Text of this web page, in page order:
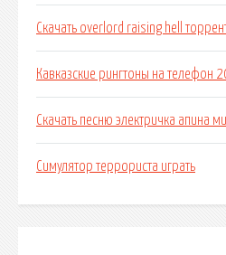
Скачать overlord raising hell
Кавказские рингтоны на телефон
Скачать песню электричка апина
Симулятор террориста играть